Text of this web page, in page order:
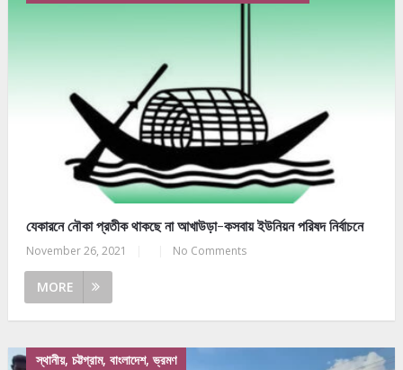
যেকারনে নৌকা প্রতীক থাকছে না আখাউড়া-কসবায় ইউনিয়ন পরিষদ নির্বাচনে
November 26, 2021 No Comments
MORE
স্থানীয়, চট্টগ্রাম, বাংলাদেশ, ভ্রমণ